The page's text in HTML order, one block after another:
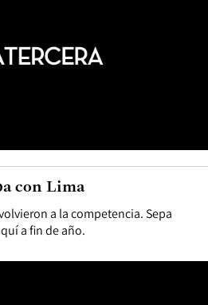
a la competencia. Sepa
a fin de año.
con Lima